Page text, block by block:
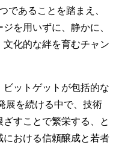
であることを踏まえ、
を用いずに、静かに、
化的な絆を育むチャン
ットゲットが包括的な
展を続ける中で、技術
すことで繁栄する、と
おける信頼醸成と若者